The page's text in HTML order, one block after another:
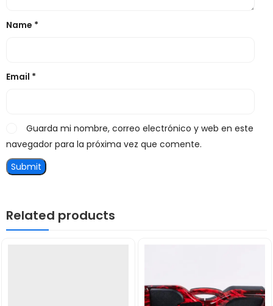
Name *
Email *
Guarda mi nombre, correo electrónico y web en este
navegador para la próxima vez que comente.
Related products